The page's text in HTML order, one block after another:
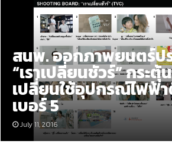
สนพ. ออกภาพยนตร์ป
“เราเปลี่ยนชัวร์” กระ
เปลี่ยนใช้อุปกรณ์ไฟฟ้
เบอร์ 5
July 11, 2016